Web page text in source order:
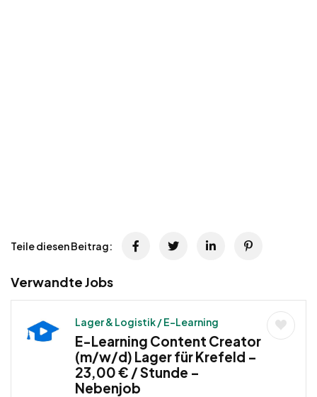
Teile diesen Beitrag:
Verwandte Jobs
Lager & Logistik / E-Learning
E-Learning Content Creator
(m/w/d) Lager für Krefeld –
23,00 € / Stunde –
Nebenjob